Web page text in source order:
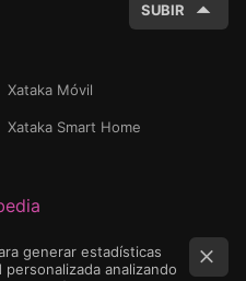
SUBIR
Xataka Móvil
Xataka Smart Home
generar estadísticas
analizando